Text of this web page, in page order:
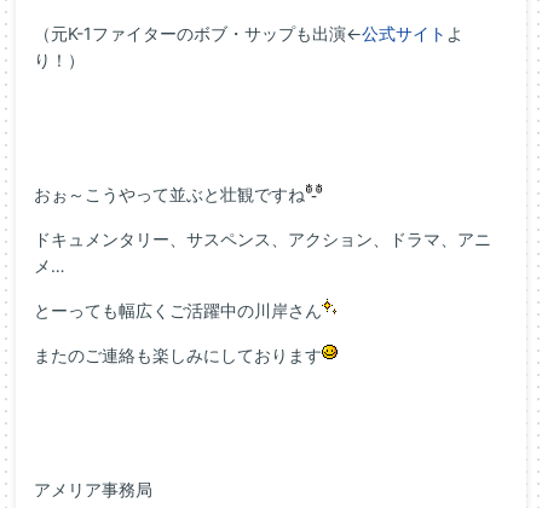
（元K-1ファイターのボブ・サップも出演←公式サイト よ
り！）
おぉ～こうやって並ぶと壮観ですね
ドキュメンタリー、サスペンス、アクション、ドラマ、アニ
メ…
とーっても幅広くご活躍中の川岸さん
またのご連絡も楽しみにしております
アメリア事務局